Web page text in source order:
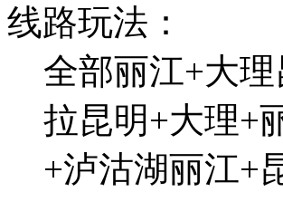
线路玩法：
全部丽江+大理
拉昆明+大理+
+泸沽湖丽江+